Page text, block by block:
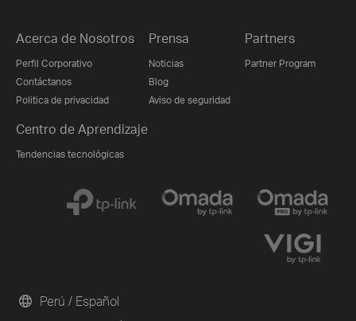
Acerca de Nosotros
Perfil Corporativo
Contáctanos
Politica de privacidad
Prensa
Noticias
Blog
Aviso de seguridad
Partners
Partner Program
Centro de Aprendizaje
Tendencias tecnológicas
Perú / Español